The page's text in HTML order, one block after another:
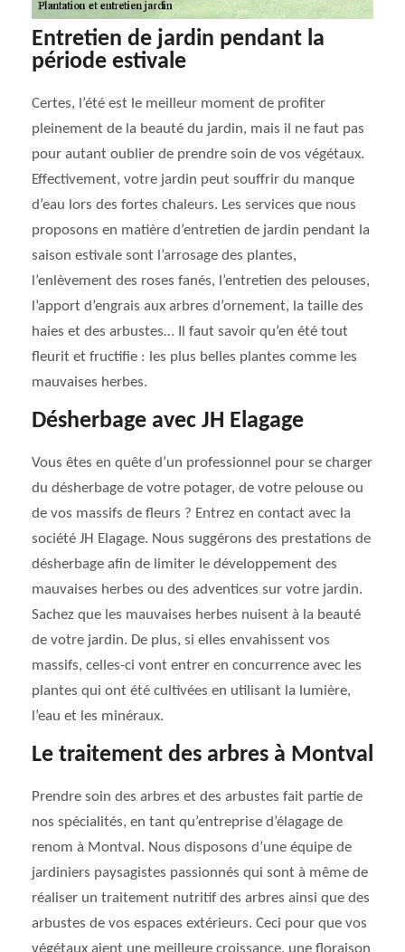
Entretien de jardin pendant la
période estivale
Certes, l’été est le meilleur moment de profiter
pleinement de la beauté du jardin, mais il ne faut pas
pour autant oublier de prendre soin de vos végétaux.
Effectivement, votre jardin peut souffrir du manque
d’eau lors des fortes chaleurs. Les services que nous
proposons en matière d’entretien de jardin pendant la
saison estivale sont l’arrosage des plantes,
l’enlèvement des roses fanés, l’entretien des pelouses,
l’apport d’engrais aux arbres d’ornement, la taille des
haies et des arbustes… Il faut savoir qu’en été tout
fleurit et fructifie : les plus belles plantes comme les
mauvaises herbes.
Désherbage avec JH Elagage
Vous êtes en quête d’un professionnel pour se charger
du désherbage de votre potager, de votre pelouse ou
de vos massifs de fleurs ? Entrez en contact avec la
société JH Elagage. Nous suggérons des prestations de
désherbage afin de limiter le développement des
mauvaises herbes ou des adventices sur votre jardin.
Sachez que les mauvaises herbes nuisent à la beauté
de votre jardin. De plus, si elles envahissent vos
massifs, celles-ci vont entrer en concurrence avec les
plantes qui ont été cultivées en utilisant la lumière,
l’eau et les minéraux.
Le traitement des arbres à Montval
Prendre soin des arbres et des arbustes fait partie de
nos spécialités, en tant qu’entreprise d’élagage de
renom à Montval. Nous disposons d’une équipe de
jardiniers paysagistes passionnés qui sont à même de
réaliser un traitement nutritif des arbres ainsi que des
arbustes de vos espaces extérieurs. Ceci pour que vos
végétaux aient une meilleure croissance, une floraison